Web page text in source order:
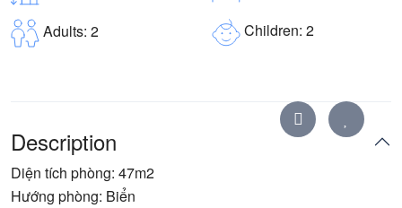
Adults: 2 Children: 2
Description
Diện tích phòng: 47m2
Hướng phòng: Biển